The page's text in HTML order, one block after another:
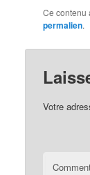
Ce contenu
permalien.
Votre